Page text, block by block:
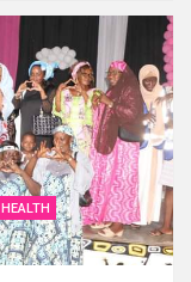
HEALTH